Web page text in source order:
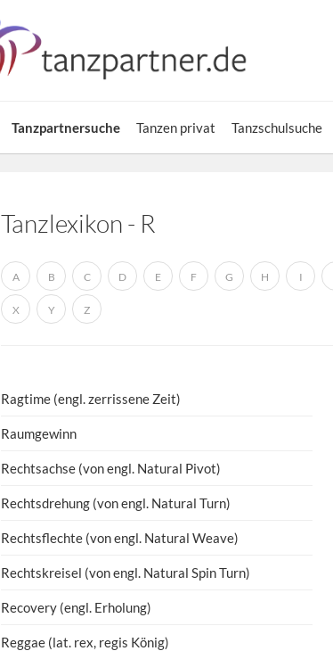
Tanzpartnersuche Tanzen privat Tanzschulsuche
Tanzlexikon - R
A B C D E F G H I
X Y Z
Ragtime (engl. zerrissene Zeit)
Raumgewinn
Rechtsachse (von engl. Natural Pivot)
Rechtsdrehung (von engl. Natural Turn)
Rechtsflechte (von engl. Natural Weave)
Rechtskreisel (von engl. Natural Spin Turn)
Recovery (engl. Erholung)
Reggae (lat. rex, regis König)